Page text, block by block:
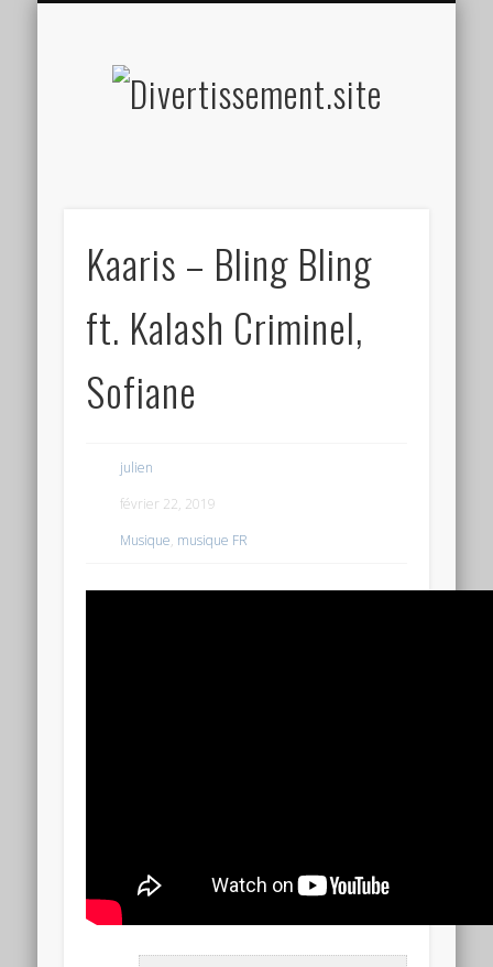
Kaaris – Bling Bling
ft. Kalash Criminel,
Sofiane
julien
février 22, 2019
Musique, musique FR